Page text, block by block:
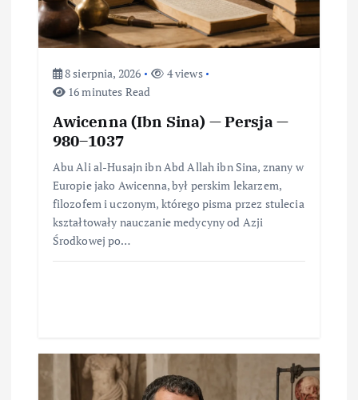
u
8 sierpnia, 2026
4 views
16 minutes Read
Awicenna (Ibn Sina) — Persja —
980–1037
Abu Ali al-Husajn ibn Abd Allah ibn Sina, znany w
Europie jako Awicenna, był perskim lekarzem,
filozofem i uczonym, którego pisma przez stulecia
kształtowały nauczanie medycyny od Azji
Środkowej po…